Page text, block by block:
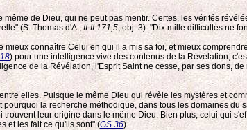
de Dieu, qui ne peut pas mentir. Certes, les vérités
(S. Thomas d'A.,II-II 171,5, obj. 3). "Dix mille difficultés ne
connaître Celui en qui il a mis sa foi, et mieux
) pour une intelligence vive des contenus de la Révélation,
de la Révélation, l'Esprit Saint ne cesse, par ses dons,
elles. Puisque le même Dieu qui révèle les mystères et
pourquoi la recherche méthodique, dans tous les domaines
leur origine dans le même Dieu. Bien plus, celui qui
et les fait ce qu'ils sont" (GS 36).